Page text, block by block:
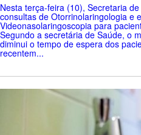
Nesta terça-feira (10), Secretaria
consultas de Otorrinolaringologia e
Videonasolaringoscopia para
Segundo a secretária de Saúde, o
diminui o tempo de espera dos
recentem...